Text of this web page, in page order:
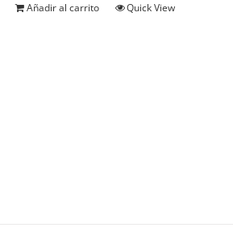
Añadir al carrito Quick View